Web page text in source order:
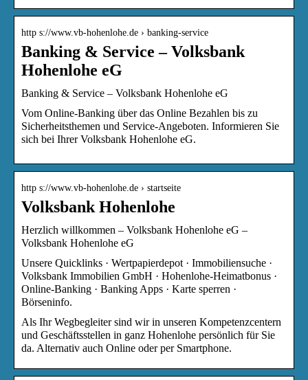
http s://www.vb-hohenlohe.de › banking-service
Banking & Service – Volksbank
Hohenlohe eG
Banking & Service – Volksbank Hohenlohe eG
Vom Online-Banking über das Online Bezahlen bis zu
Sicherheitsthemen und Service-Angeboten. Informieren Sie
sich bei Ihrer Volksbank Hohenlohe eG.
http s://www.vb-hohenlohe.de › startseite
Volksbank Hohenlohe
Herzlich willkommen – Volksbank Hohenlohe eG –
Volksbank Hohenlohe eG
Unsere Quicklinks · Wertpapierdepot · Immobiliensuche ·
Volksbank Immobilien GmbH · Hohenlohe-Heimatbonus ·
Online-Banking · Banking Apps · Karte sperren ·
Börseninfo.
Als Ihr Wegbegleiter sind wir in unseren Kompetenzcentern
und Geschäftsstellen in ganz Hohenlohe persönlich für Sie
da. Alternativ auch Online oder per Smartphone.